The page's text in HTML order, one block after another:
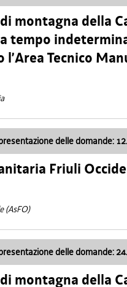
montagna della
a tempo
Tecnico
delle domande:
Friuli
(AsFO)
delle domande:
montagna della